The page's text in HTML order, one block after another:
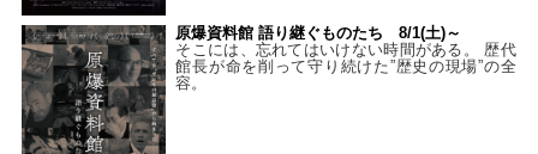
原爆資料館 語り継ぐものたち 8/1(土)～
そこには、忘れてはいけない時間がある。 歴代
館長が命を削って守り続けた”歴史の現場”の全
容。